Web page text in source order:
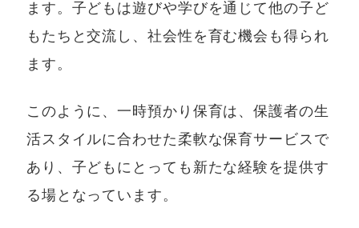
ます。子どもは遊びや学びを通じて他の子ど
もたちと交流し、社会性を育む機会も得られ
ます。
このように、一時預かり保育は、保護者の生
活スタイルに合わせた柔軟な保育サービスで
あり、子どもにとっても新たな経験を提供す
る場となっています。